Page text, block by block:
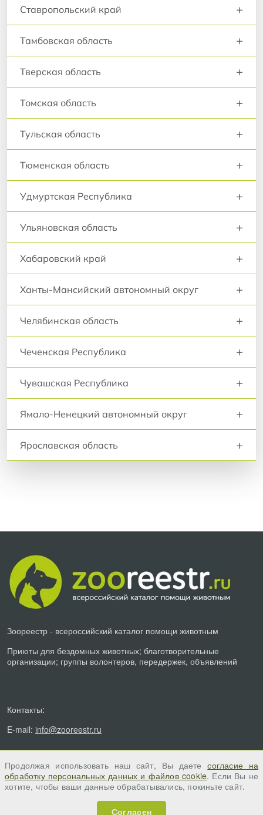
Ставропольский край +
Тамбовская область +
Тверская область +
Томская область +
Тульская область +
Тюменская область +
Удмуртская Республика +
Ульяновская область +
Хабаровский край +
Ханты-Мансийский автономный округ +
Челябинская область +
Чеченская Республика +
Чувашская Республика +
Ямало-Ненецкий автономный округ +
Ярославская область +
Зоореестр - всероссийский каталог помощи животным
Приюты для бездомных животных; благотворительные
организации; группы волонтеров, передержек, объявлений
Контакты:
E-mail: info@zooreestr.ru
Продолжая использовать наш сайт, Вы даетесогласие на
обработку персональных данных и файлов cookie. Если Вы не
хотите, чтобы ваши данные обрабатывались, покиньте сайт.
Согласен